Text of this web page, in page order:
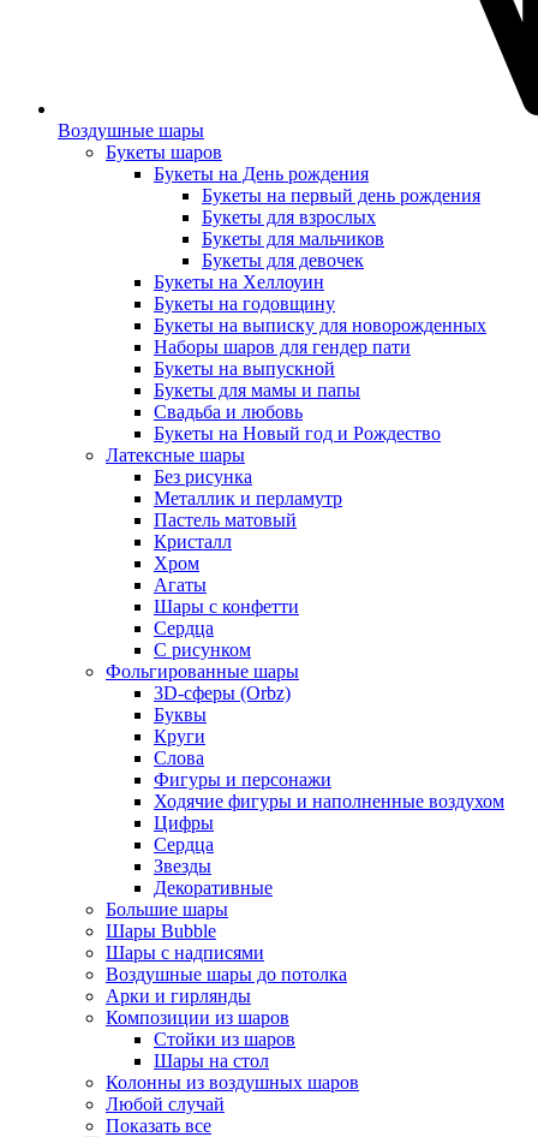
Воздушные шары
Букеты шаров
Букеты на День рождения
Букеты на первый день рождения
Букеты для взрослых
Букеты для мальчиков
Букеты для девочек
Букеты на Хеллоуин
Букеты на годовщину
Букеты на выписку для новорожденных
Наборы шаров для гендер пати
Букеты на выпускной
Букеты для мамы и папы
Свадьба и любовь
Букеты на Новый год и Рождество
Латексные шары
Без рисунка
Металлик и перламутр
Пастель матовый
Кристалл
Хром
Агаты
Шары с конфетти
Сердца
С рисунком
Фольгированные шары
3D-сферы (Orbz)
Буквы
Круги
Слова
Фигуры и персонажи
Ходячие фигуры и наполненные воздухом
Цифры
Сердца
Звезды
Декоративные
Большие шары
Шары Bubble
Шары с надписями
Воздушные шары до потолка
Арки и гирлянды
Композиции из шаров
Стойки из шаров
Шары на стол
Колонны из воздушных шаров
Любой случай
Показать все